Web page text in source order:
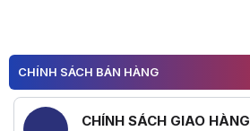
CHÍNH SÁCH BÁN HÀNG
CHÍNH SÁCH GIAO HÀNG